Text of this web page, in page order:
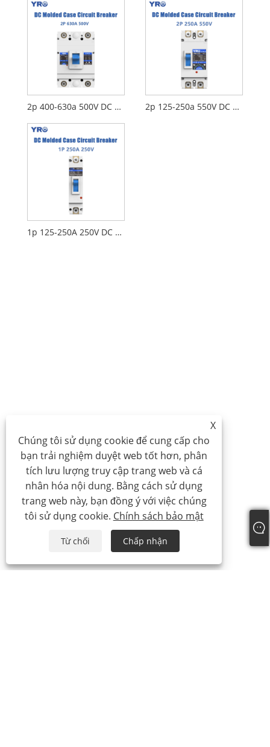
2p 400-630a 500V DC MCCB 2p 125-250a 550V DC MCCB
1p 125-250A 250V DC MCCB
X
Chúng tôi sử dụng cookie để cung cấp cho
bạn trải nghiệm duyệt web tốt hơn, phân
tích lưu lượng truy cập trang web và cá
nhân hóa nội dung. Bằng cách sử dụng
trang web này, bạn đồng ý với việc chúng
tôi sử dụng cookie. Chính sách bảo mật
Từ chối Chấp nhận